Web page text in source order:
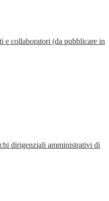
e collaboratori (da pubblicare in
dirigenziali amministrativi di